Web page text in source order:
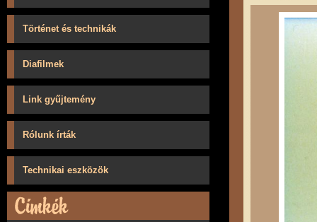
Történet és technikák
Diafilmek
Link gyűjtemény
Rólunk írták
Technikai eszközök